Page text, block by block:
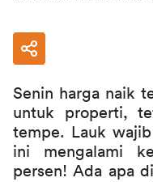
Senin harga naik
untuk properti,
tempe. Lauk
ini mengalami
persen! Ada apa